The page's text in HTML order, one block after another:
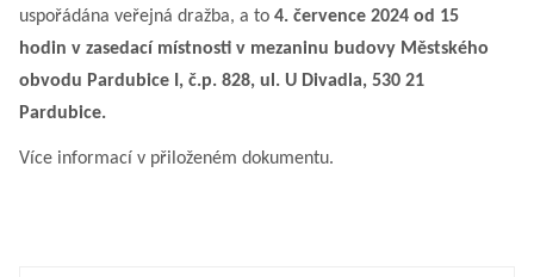
uspořádána veřejná dražba, a to 4. července 2024 od 15
hodin v zasedací místnosti v mezaninu budovy Městského
obvodu Pardubice I, č.p. 828, ul. U Divadla, 530 21
Pardubice.
Více informací v přiloženém dokumentu.